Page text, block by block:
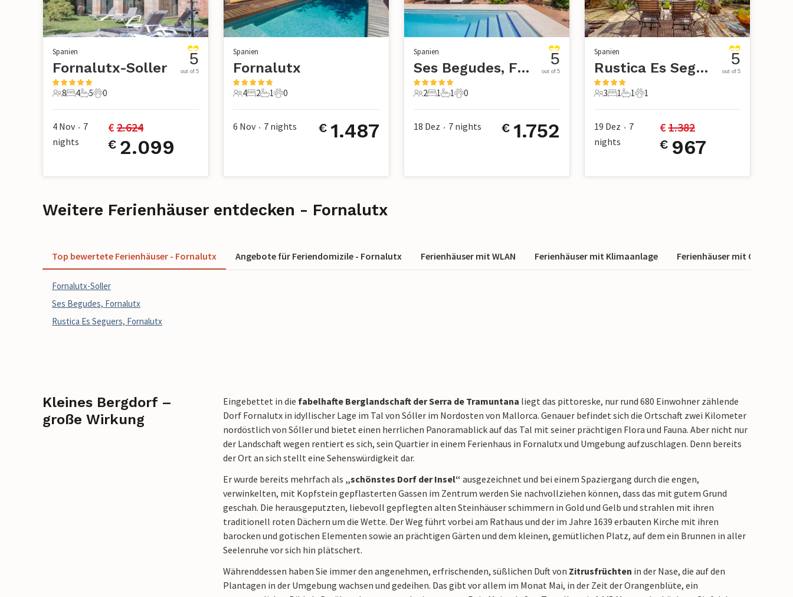
Spanien
Fornalutx-Soller
8 Gäste
8
4 Schlafzimmer
4
5 Badezimmer
5
0 Haustiere
0
5
out of 5
4 Nov • 7
nights
€ 2.624
€ 2.099
Spanien
Fornalutx
4 Gäste
4
2 Schlafzimmer
2
1 Badezimmer
1
0 Haustiere
0
6 Nov • 7 nights € 1.487
Spanien
Ses Begudes, Fornalutx
2 Gäste
2
1 Schlafzimmer
1
1 Badezimmer
1
0 Haustiere
0
5
out of 5
18 Dez • 7 nights € 1.752
Spanien
Rustica Es Seguers, Fornalutx
3 Gäste
3
1 Schlafzimmer
1
1 Badezimmer
1
1 Haustier
1
5
out of 5
19 Dez • 7
nights
€ 1.382
€ 967
Weitere Ferienhäuser entdecken - Fornalutx
Top bewertete Ferienhäuser - Fornalutx Angebote für Feriendomizile - Fornalutx Ferienhäuser mit WLAN Ferienhäuser mit Klimaanlage Ferienhäuser mit
Fornalutx-Soller
Ses Begudes, Fornalutx
Rustica Es Seguers, Fornalutx
Kleines Bergdorf –
große Wirkung
Eingebettet in die fabelhafte Berglandschaft der Serra de Tramuntana liegt das pittoreske, nur rund 680 Einwohner zählende
Dorf Fornalutx in idyllischer Lage im Tal von Sóller im Nordosten von Mallorca. Genauer befindet sich die Ortschaft zwei Kilometer
nordöstlich von Sóller und bietet einen herrlichen Panoramablick auf das Tal mit seiner prächtigen Flora und Fauna. Aber nicht nur
der Landschaft wegen rentiert es sich, sein Quartier in einem Ferienhaus in Fornalutx und Umgebung aufzuschlagen. Denn bereits
der Ort an sich stellt eine Sehenswürdigkeit dar.
Er wurde bereits mehrfach als „schönstes Dorf der Insel“ ausgezeichnet und bei einem Spaziergang durch die engen,
verwinkelten, mit Kopfstein gepflasterten Gassen im Zentrum werden Sie nachvollziehen können, dass das mit gutem Grund
geschah. Die herausgeputzten, liebevoll gepflegten alten Steinhäuser schimmern in Gold und Gelb und strahlen mit ihren
traditionell roten Dächern um die Wette. Der Weg führt vorbei am Rathaus und der im Jahre 1639 erbauten Kirche mit ihren
barocken und gotischen Elementen sowie an prächtigen Gärten und dem kleinen, gemütlichen Platz, auf dem ein Brunnen in aller
Seelenruhe vor sich hin plätschert.
Währenddessen haben Sie immer den angenehmen, erfrischenden, süßlichen Duft von Zitrusfrüchten in der Nase, die auf den
Plantagen in der Umgebung wachsen und gedeihen. Das gibt vor allem im Monat Mai, in der Zeit der Orangenblüte, ein